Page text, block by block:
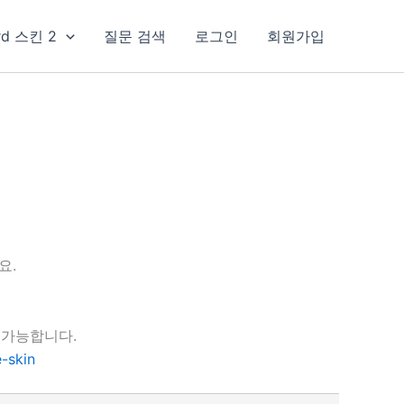
스킨 2 질문 검색 로그인 회원가입
.
능합니다.
skin